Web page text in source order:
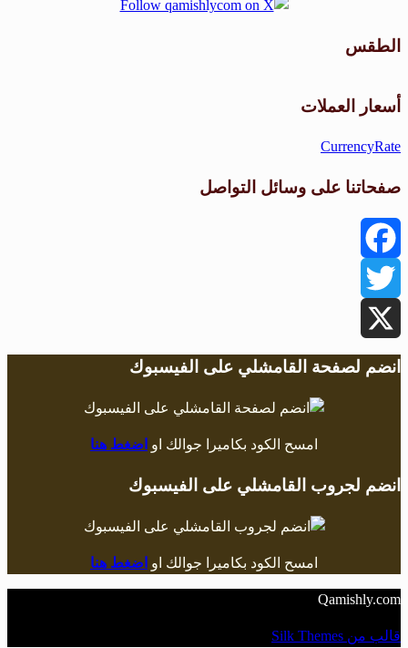
الطقس
أسعار العملات
CurrencyRate
صفحاتنا على وسائل التواصل
Facebook
Twitter
X
انضم لصفحة القامشلي على الفيسبوك
امسح الكود بكاميرا جوالك او اضغط هنا
انضم لجروب القامشلي على الفيسبوك
امسح الكود بكاميرا جوالك او اضغط هنا
Qamishly.com
قالب من Silk Themes